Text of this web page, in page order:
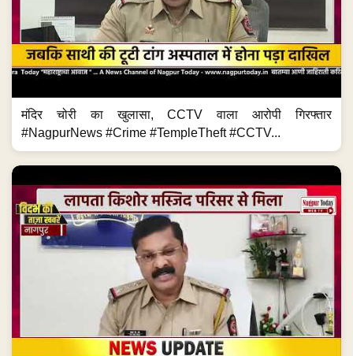
मंदिर चोरी का खुलासा, CCTV वाला आरोपी गिरफ्तार
#NagpurNews #Crime #TempleTheft #CCTV...